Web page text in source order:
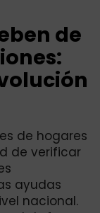
de
de hogares
de verificar
ayudas
nacional.